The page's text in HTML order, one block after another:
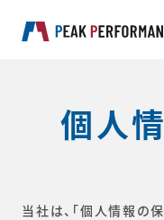
個人
当社は、「個人情報の